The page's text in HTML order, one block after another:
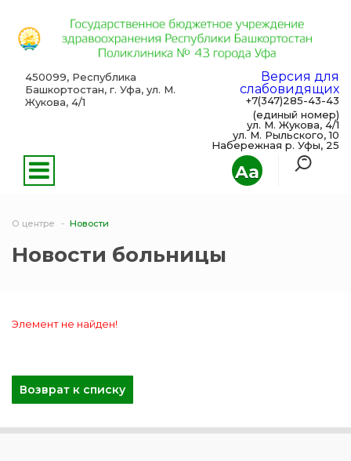
Aa
450099, Республика
Башкортостан, г. Уфа, ул. М.
Жукова, 4/1
Версия для
слабовидящих
+7(347)285-43-43
(единый номер)
ул. М. Жукова, 4/1
ул. М. Рыльского, 10
Набережная р. Уфы, 25
О центре Новости
Новости больницы
Элемент не найден!
Возврат к списку